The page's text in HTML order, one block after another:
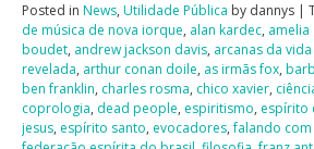
Posted in News, Utilidade Pública by dannys |
de música de nova iorque, alan kardec, amelia
boudet, andrew jackson davis, arcanas da
revelada, arthur conan doile, as irmãs fox,
ben franklin, charles rosma, chico xavier,
coprologia, dead people, espiritismo, espírito
jesus, espírito santo, evocadores,falando